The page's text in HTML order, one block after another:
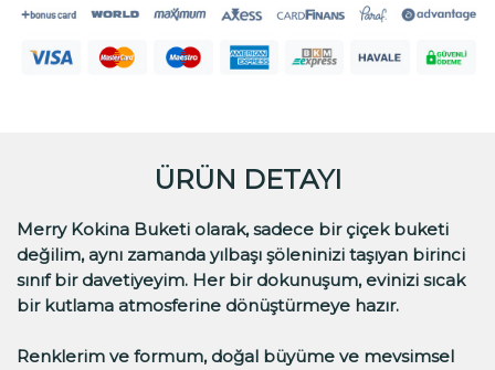
ÜRÜN DETAYI
Merry Kokina Buketi olarak, sadece bir çiçek buketi
değilim, aynı zamanda yılbaşı şöleninizi taşıyan birinci
sınıf bir davetiyeyim. Her bir dokunuşum, evinizi sıcak
bir kutlama atmosferine dönüştürmeye hazır.
Renklerim ve formum, doğal büyüme ve mevsimsel